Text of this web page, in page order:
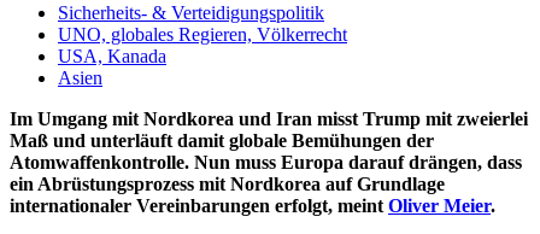
Sicherheits- & Verteidigungspolitik
UNO, globales Regieren, Völkerrecht
USA, Kanada
Asien
Im Umgang mit Nordkorea und Iran misst Trump mit zweierlei
Maß und unterläuft damit globale Bemühungen der
Atomwaffenkontrolle. Nun muss Europa darauf drängen, dass
ein Abrüstungsprozess mit Nordkorea auf Grundlage
internationaler Vereinbarungen erfolgt, meint Oliver Meier.